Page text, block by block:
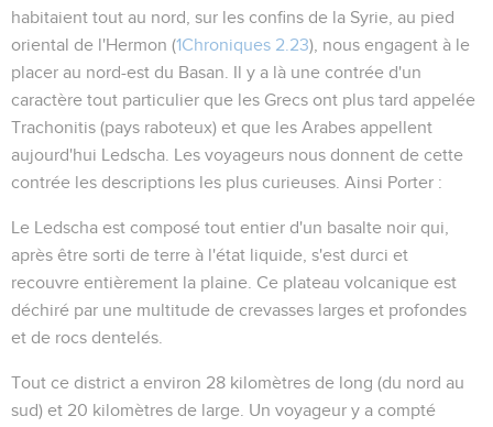
habitaient tout au nord, sur les confins de la Syrie, au pied
oriental de l'Hermon (1Chroniques 2.23), nous engagent à le
placer au nord-est du Basan. Il y a là une contrée d'un
caractère tout particulier que les Grecs ont plus tard appelée
Trachonitis (pays raboteux) et que les Arabes appellent
aujourd'hui Ledscha. Les voyageurs nous donnent de cette
contrée les descriptions les plus curieuses. Ainsi Porter :
Le Ledscha est composé tout entier d'un basalte noir qui,
après être sorti de terre à l'état liquide, s'est durci et
recouvre entièrement la plaine. Ce plateau volcanique est
déchiré par une multitude de crevasses larges et profondes
et de rocs dentelés.
Tout ce district a environ 28 kilomètres de long (du nord au
sud) et 20 kilomètres de large. Un voyageur y a compté